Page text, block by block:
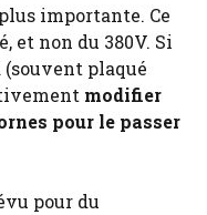
importante. Ce
et non du 380V. Si
plaqué
modifier
pour le passer
pour du